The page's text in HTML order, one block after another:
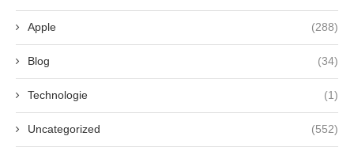
Apple (288)
Blog (34)
Technologie (1)
Uncategorized (552)